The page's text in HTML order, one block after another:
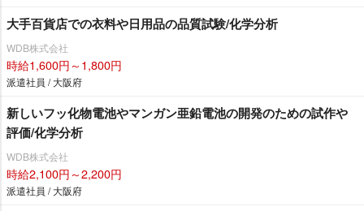
大手百貨店での衣料や日用品の品質試験/化学分析
WDB株式会社
時給1,600円～1,800円
派遣社員 / 大阪府
新しいフッ化物電池やマンガン亜鉛電池の開発のための試作
評価/化学分析
WDB株式会社
時給2,100円～2,200円
派遣社員 / 大阪府